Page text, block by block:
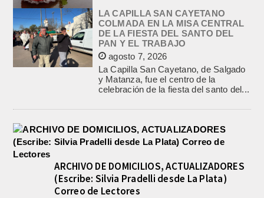
LA CAPILLA SAN CAYETANO
COLMADA EN LA MISA CENTRAL
DE LA FIESTA DEL SANTO DEL
PAN Y EL TRABAJO
agosto 7, 2026
La Capilla San Cayetano, de Salgado
y Matanza, fue el centro de la
celebración de la fiesta del santo del...
ARCHIVO DE DOMICILIOS, ACTUALIZADORES
(Escribe: Silvia Pradelli desde La Plata)
Correo de Lectores